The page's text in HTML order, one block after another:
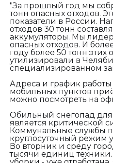
"За прошлый год мы
тонн опасных отходов.
показатели в России.
отходов 30 тонн
аккумуляторы. Мы
опасных отходов. И
году более 50 тонн этих
утилизировали в
специализированном
Адреса и график
мобильных пунктов
можно посмотреть на
Обильный снегопад для
является критической
Коммунальные службы
круглосуточный режим
Во вторник и среду
тысячи единиц техники.